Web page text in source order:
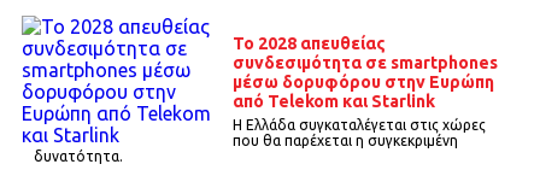
To 2028 απευθείας
συνδεσιμότητα σε smartphones
μέσω δορυφόρου στην Ευρώπη
από Telekom και Starlink
Η Ελλάδα συγκαταλέγεται στις χώρες
που θα παρέχεται η συγκεκριμένη
δυνατότητα.